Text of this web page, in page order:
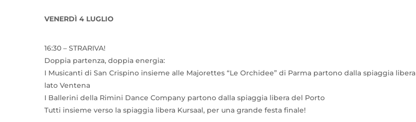
VENERDÌ 4 LUGLIO
16:30 – STRARIVA!
Doppia partenza, doppia energia:
I Musicanti di San Crispino insieme alle Majorettes “Le Orchidee” di Parma partono dalla spiaggia libera
lato Ventena
I Ballerini della Rimini Dance Company partono dalla spiaggia libera del Porto
Tutti insieme verso la spiaggia libera Kursaal, per una grande festa finale!